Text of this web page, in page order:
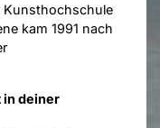
Kunsthochschule
kam 1991 nach
in deiner